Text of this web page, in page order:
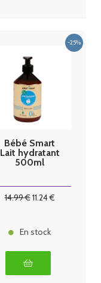
Bébé Smart
Lait hydratant
500ml
14.99€11.24€
En stock